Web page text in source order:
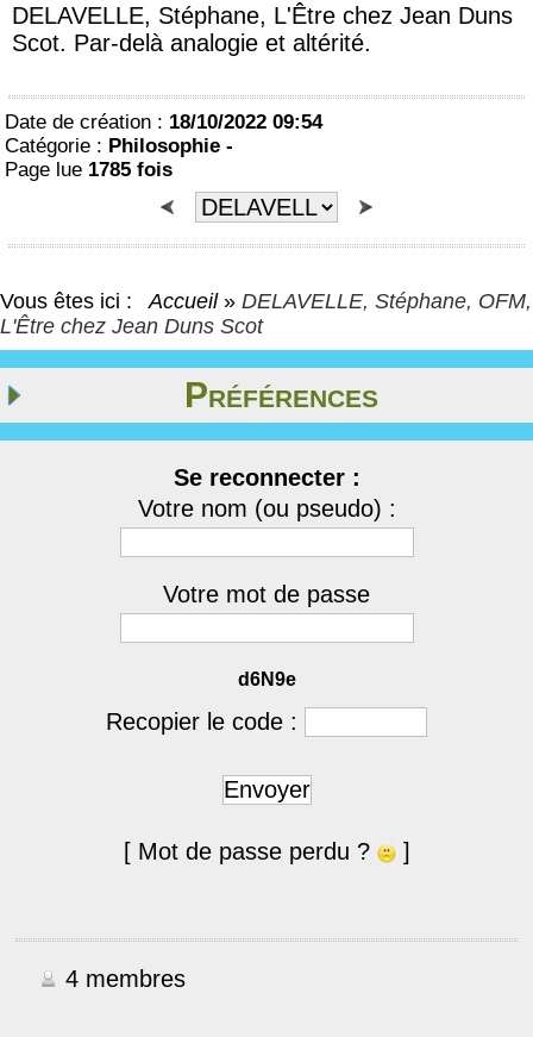
DELAVELLE, Stéphane, L'Être chez Jean Duns
Scot. Par-delà analogie et altérité.
Date de création : 18/10/2022 09:54
Catégorie : Philosophie -
Page lue 1785 fois
Vous êtes ici : Accueil » DELAVELLE, Stéphane, OFM,
L'Être chez Jean Duns Scot
Préférences
Se reconnecter :
Votre nom (ou pseudo) :
Votre mot de passe
d6N9e
Recopier le code :
Envoyer
[ Mot de passe perdu ? ]
4 membres